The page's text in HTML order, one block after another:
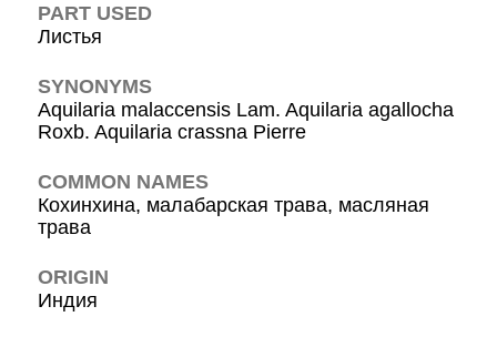
PART USED
Листья
SYNONYMS
Aquilaria malaccensis Lam. Aquilaria agallocha
Roxb. Aquilaria crassna Pierre
COMMON NAMES
Кохинхина, малабарская трава, масляная
трава
ORIGIN
Индия